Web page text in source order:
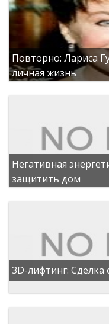
Повторно: Лариса
личная жизнь
Негативная
защитить дом
3D-лифтинг: